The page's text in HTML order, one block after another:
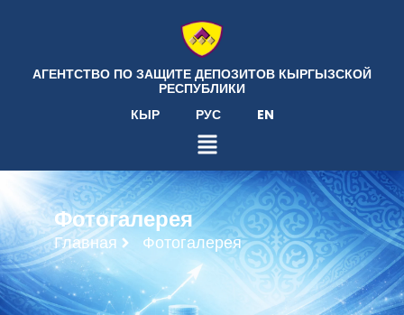
АГЕНТСТВО ПО ЗАЩИТЕ ДЕПОЗИТОВ КЫРГЫЗСКОЙ
РЕСПУБЛИКИ
КЫР РУС EN
Фотогалерея
Главная Фотогалерея